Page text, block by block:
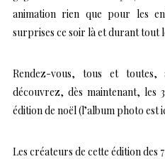
animation rien que pour les
surprises ce soir là et durant tout
Rendez-vous, tous et
découvrez, dès maintenant, les
édition de noël (l’album photo est
Les créateurs de cette édition des